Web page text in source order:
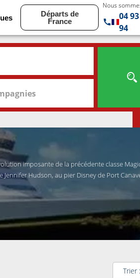
Départs de
France
Nous
04
94
imposante de la précédente classe
Hudson, au pier Disney de Port
Trier